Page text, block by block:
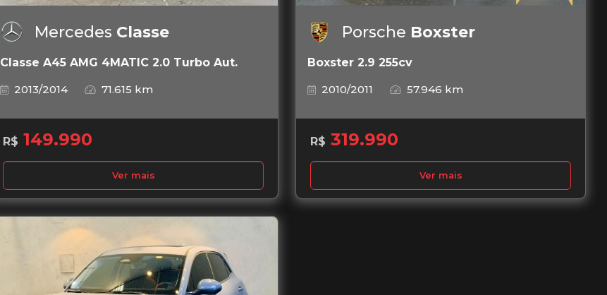
Mercedes Classe
Classe A45 AMG 4MATIC 2.0 Turbo Aut.
2013/2014
71.615 km
R$ 149.990
Ver mais
Porsche Boxster
Boxster 2.9 255cv
2010/2011
57.946 km
R$ 319.990
Ver mais